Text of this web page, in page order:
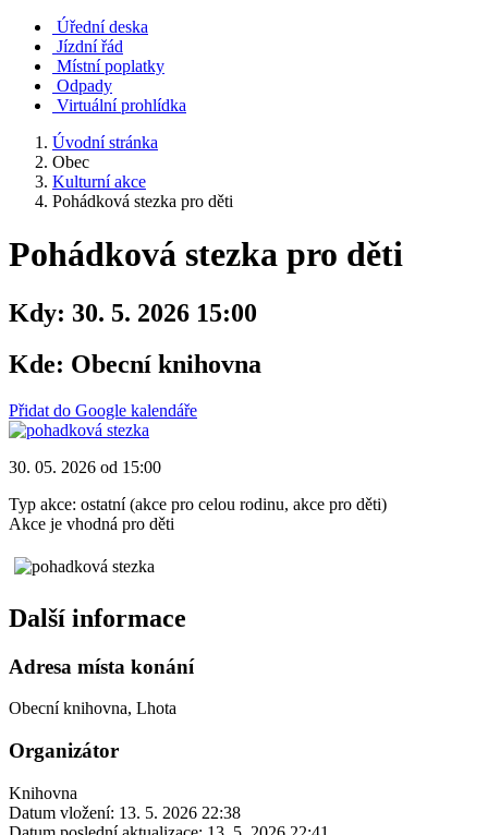
Úřední deska
Jízdní řád
Místní poplatky
Odpady
Virtuální prohlídka
Úvodní stránka
Obec
Kulturní akce
Pohádková stezka pro děti
Pohádková stezka pro děti
Kdy: 30. 5. 2026 15:00
Kde: Obecní knihovna
Přidat do Google kalendáře
30. 05. 2026 od 15:00
Typ akce: ostatní (akce pro celou rodinu, akce pro děti)
Akce je vhodná pro děti
Další informace
Adresa místa konání
Obecní knihovna, Lhota
Organizátor
Knihovna
Datum vložení: 13. 5. 2026 22:38